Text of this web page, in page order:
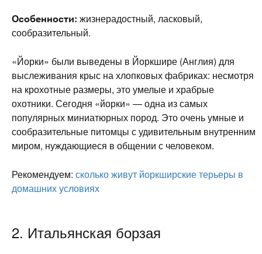
Особенности: жизнерадостный, ласковый,
сообразительный.
«Йорки» были выведены в Йоркшире (Англия) для
выслеживания крыс на хлопковых фабриках: несмотря
на крохотные размеры, это умелые и храбрые
охотники. Сегодня «йорки» — одна из самых
популярных миниатюрных пород. Это очень умные и
сообразительные питомцы с удивительным внутренним
миром, нуждающиеся в общении с человеком.
Рекомендуем: сколько живут йоркширские терьеры в
домашних условиях
2. Итальянская борзая